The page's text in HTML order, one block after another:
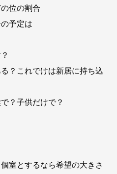
位の割合
予定は
？これでけは新居に持ち込
？子供だけで？
室とするなら希望の大きさ